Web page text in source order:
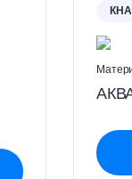
в
офисы, музеи